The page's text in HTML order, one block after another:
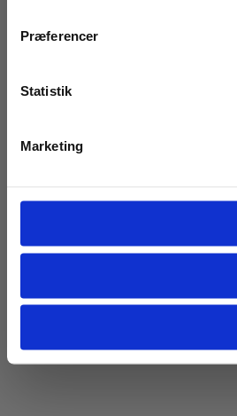
Præferencer
Statistik
Marketing